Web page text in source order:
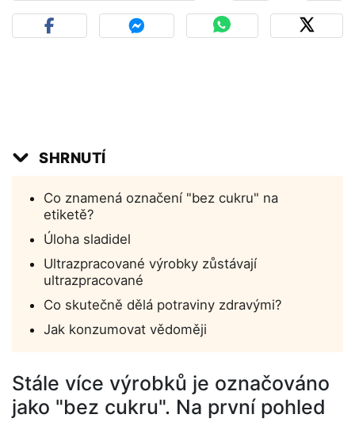
SHRNUTÍ
Co znamená označení "bez cukru" na
etiketě?
Úloha sladidel
Ultrazpracované výrobky zůstávají
ultrazpracované
Co skutečně dělá potraviny zdravými?
Jak konzumovat vědoměji
Stále více výrobků je označováno
jako "bez cukru". Na první pohled